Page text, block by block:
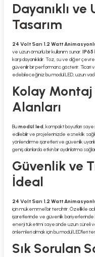
Dayanıklı ve
Tasarım
24 Volt Sarı 1.2 Watt
ve uzun ömürlü bir kullanım sunar. IP65
karşı dayanıklıdır. Toz, su ve diğer
güvenilir bir performans gösterir. Ticari
edebileceğiniz bu modül LED, uzun
Kolay Montaj
Alanları
Bumodül led, kompakt boyutları
edilebilir ve projelerinizde esneklik
yönlendirme işaretleri ve güvenlik
geniş alanlarda etkin bir aydınlatma
Güvenlik ve
İdeal
24 Volt Sarı 1.2 Watt
için mükemmel bir tercihtir. Özellikle
işaretlerinde ve güvenlik bariyerlerinde
enerji tüketimi sayesinde uzun süreli
önlemleri almak için bu modül LED'leri
Sık Sorulan